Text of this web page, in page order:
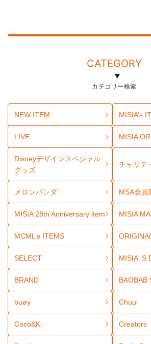
CATEGORY
カテゴリー検索
NEW ITEM MISIA’s
LIVE MISIA
Disneyデザインスペシャル
グッズ
チャリテ
メロンパンダ MSA会員
MISIA 28th Anniversary item MISIA
MCML’s ITEMS ORIGINAL
SELECT MISIA' S
BRAND BAOBAB
buøy Chuui
Coco&K. Creators